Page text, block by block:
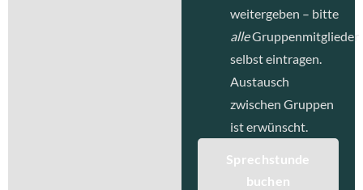
weitergeben – bitte
alleGruppenmitglieder
selbst eintragen.
Austausch
zwischen Gruppen
ist erwünscht.
Sprechstunde
buchen